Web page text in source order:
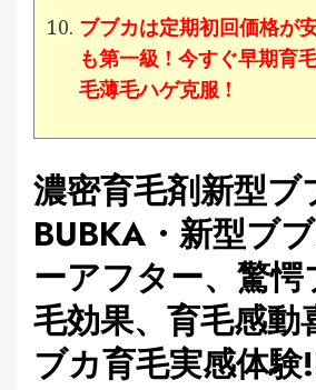
ブブカは定期初回価格が
も第一級 ! 今すぐ早期育
毛薄毛ハゲ克服 !
濃密育毛剤新型ブ
BUBKA・新型ブ
ーアフター、驚
毛効果、育毛感動
ブカ育毛実感体験